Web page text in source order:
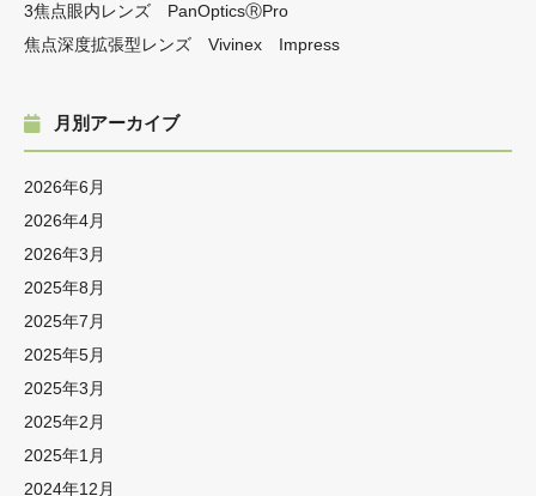
3焦点眼内レンズ PanOpticsⓇPro
焦点深度拡張型レンズ Vivinex Impress
月別アーカイブ
2026年6月
2026年4月
2026年3月
2025年8月
2025年7月
2025年5月
2025年3月
2025年2月
2025年1月
2024年12月